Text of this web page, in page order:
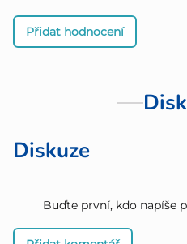
Přidat hodnocení
Diskuze
Buďte první, kdo napíše